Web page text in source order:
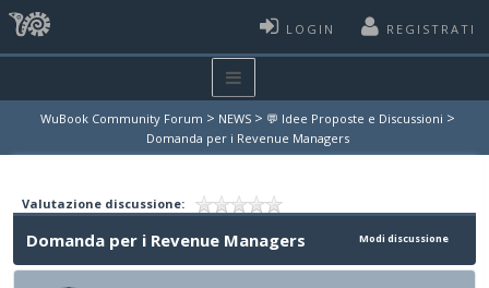
LOGIN REGISTRATI
WuBook Community Forum > NEWS > 💬 Idee Proposte e Discussioni >
Domanda per i Revenue Managers
Valutazione discussione:
Modi discussione
Domanda per i Revenue Managers